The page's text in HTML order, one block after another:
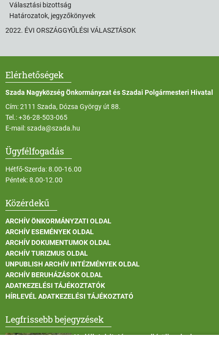
Választási bizottság
Határozatok, jegyzőkönyvek
2022. ÉVI ORSZÁGGYŰLÉSI VÁLASZTÁSOK
Elérhetőségek
Szada Nagyközség Önkormányzat és Szadai Polgármesteri Hivatal
Cím: 2111 Szada, Dózsa György út 88.
Tel.:+36-28-503-065
E-mail:szada@szada.hu
Ügyfélfogadás
Hétfő-Szerda: 8.00-16.00
Péntek: 8.00-12.00
Közérdekű
ARCHÍV ÖNKORMÁNYZATI OLDAL
ARCHÍV ESEMÉNYEK OLDAL
ARCHÍV DOKUMENTUMOK OLDAL
ARCHÍV TURIZMUS OLDAL
UNPUBLISH ARCHÍV INTÉZMÉNYEK OLDAL
ARCHÍV BERUHÁZÁSOK OLDAL
ADATKEZELÉSI TÁJÉKOZTATÓK
HÍRLEVÉL ADATKEZELÉSI TÁJÉKOZTATÓ
Legfrissebb bejegyzések
Vadállatok itatása a rendkívüli melegben